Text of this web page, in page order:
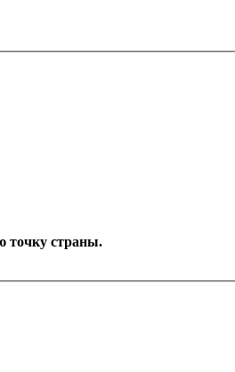
точку страны.